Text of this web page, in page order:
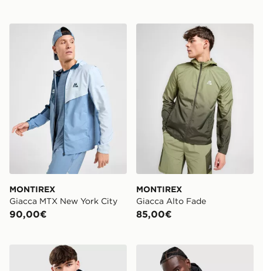
MONTIREX Giacca MTX New York City
MONTIREX
Giacca MTX New York City
90,00€
MONTIREX Giacca Alto
MONTIREX
Giacca Alto Fade
85,00€
MONTIREX Giacca Full Zip Zeta WovenMONTIREX Giacca Full